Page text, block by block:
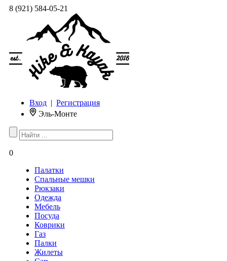
8 (921) 584-05-21
Вход | Регистрация
Эль-Монте
0
Палатки
Спальные мешки
Рюкзаки
Одежда
Мебель
Посуда
Коврики
Газ
Палки
Жилеты